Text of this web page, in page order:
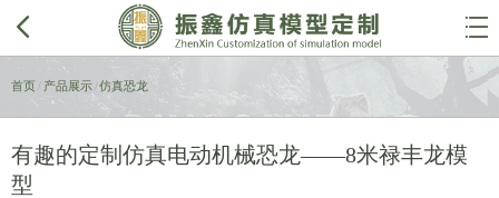
 
首页 产品展示/仿真恐龙
有趣的定制仿真电动机械恐龙——8米禄丰龙模
型